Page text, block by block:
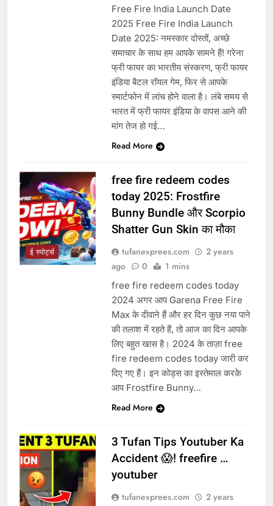
Free Fire India Launch Date
2025 Free Fire India Launch
Date 2025: नमस्कार दोस्तों, अच्छे
समाचार के साथ हम आपके सामने हैं! गरेना
फ्री फायर का भारतीय संस्करण, फ्री फायर
इंडिया बैटल रॉयल गेम, फिर से आपके
स्मार्टफोन में लांच होने वाला है। लंबे समय से
भारत में फ्री फायर इंडिया के वापस आने की
मांग तेज हो गई…
Read More
ई स्पोर्ट्स
free fire redeem codes
today 2025: Frostfire
Bunny Bundle और Scorpio
Shatter Gun Skin का मौका
tufanexprees.com
2 years
ago
0 1 mins
free fire redeem codes today
2024 अगर आप Garena Free Fire
Max के दीवाने हैं और हर दिन कुछ नया पाने
की तलाश में रहते हैं, तो आज का दिन आपके
लिए बहुत खास है। 2024 के ताज़ा free
fire redeem codes today जारी कर
दिए गए हैं। इन कोड्स का इस्तेमाल करके
आप Frostfire Bunny…
Read More
3 Tufan Tips Youtuber Ka
Accident 😱! freefire …
youtuber
tufanexprees.com
2 years